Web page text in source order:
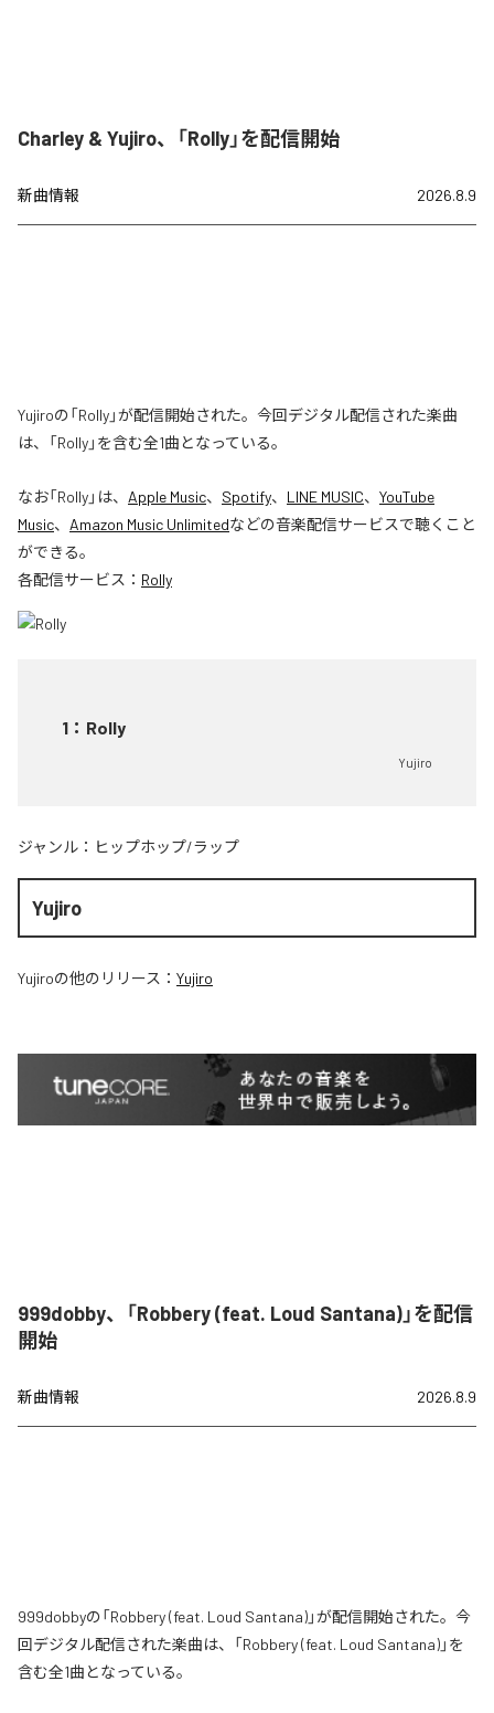
Charley & Yujiro、「Rolly」を配信開始
新曲情報 2026.8.9
Yujiroの「Rolly」が配信開始された。今回デジタル配信された楽曲
は、「Rolly」を含む全1曲となっている。
なお「Rolly」は、 Apple Music、 Spotify、 LINE MUSIC、 YouTube
Music、 Amazon Music Unlimitedなどの音楽配信サービスで聴くこと
ができる。
各配信サービス： Rolly
1 ： Rolly
Yujiro
ジャンル： ヒップホップ/ラップ
Yujiro
Yujiroの他のリリース： Yujiro
999dobby、「Robbery (feat. Loud Santana)」を配信
開始
新曲情報 2026.8.9
999dobbyの「Robbery (feat. Loud Santana)」が配信開始された。今
回デジタル配信された楽曲は、「Robbery (feat. Loud Santana)」を
含む全1曲となっている。